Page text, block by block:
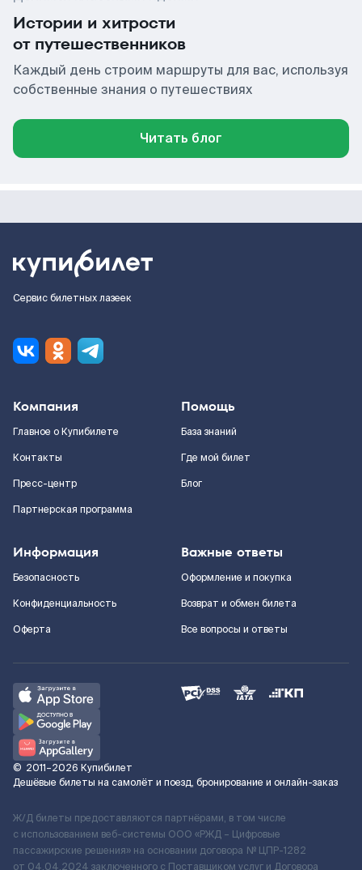
Истории и хитрости
от путешественников
Каждый день строим маршруты для вас, используя
собственные знания о путешествиях
Читать блог
Сервис билетных лазеек
Компания
Главное о Купибилете
Контакты
Пресс-центр
Партнерская программа
Помощь
База знаний
Где мой билет
Блог
Информация
Безопасность
Конфиденциальность
Оферта
Важные ответы
Оформление и покупка
Возврат и обмен билета
Все вопросы и ответы
© 2011–2026 Купибилет
Дешёвые билеты на самолёт и поезд, бронирование и онлайн-заказ
Ж/Д билеты предоставляются партнёрами, в том числе
с использованием веб-системы ООО «РЖД – Цифровые
пассажирские решения» на основании договора № ЦПР-1282
от 04.04.2024 заключенного с Поставщиком услуг и Договора